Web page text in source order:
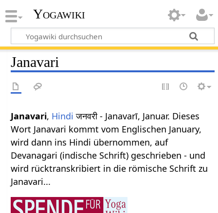
Yogawiki
Janavari
Janavari, Hindi जनवरी - Janavarī, Januar. Dieses
Wort Janavari kommt vom Englischen January,
wird dann ins Hindi übernommen, auf
Devanagari (indische Schrift) geschrieben - und
wird rücktranskribiert in die römische Schrift zu
Janavari...